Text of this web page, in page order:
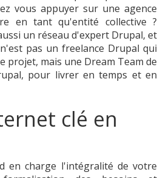
vous appuyer sur une agence
en tant qu'entité collective ?
un réseau d'expert Drupal, et
pas un freelance Drupal qui
projet, mais une Dream Team de
pour livrer en temps et en
clé en
en charge l'intégralité de votre